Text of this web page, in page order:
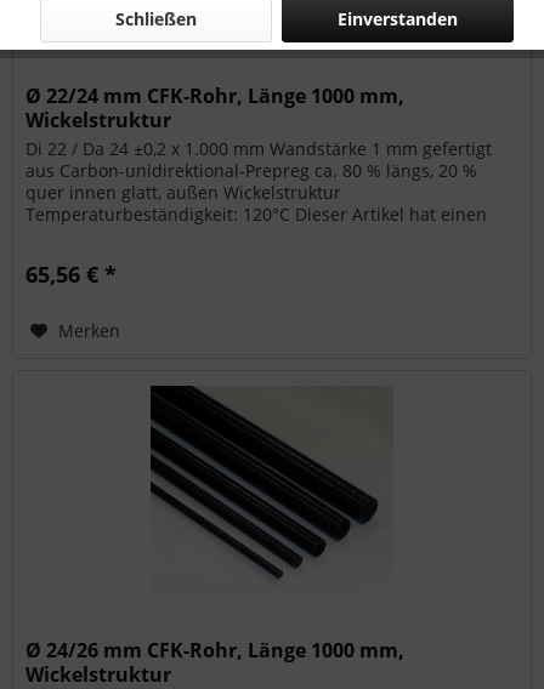
Ø 22/24 mm CFK-Rohr, Länge 1000 mm,
Wickelstruktur
Di 22 / Da 24 ±0,2 x 1.000 mm Wandstärke 1 mm gefertigt
aus Carbon-unidirektional-Prepreg ca. 80 % längs, 20 %
quer innen glatt, außen Wickelstruktur
Temperaturbeständigkeit: 120°C Dieser Artikel hat einen
65,56 € *
Merken
Ø 24/26 mm CFK-Rohr, Länge 1000 mm,
Wickelstruktur
Einverstanden
Schließen